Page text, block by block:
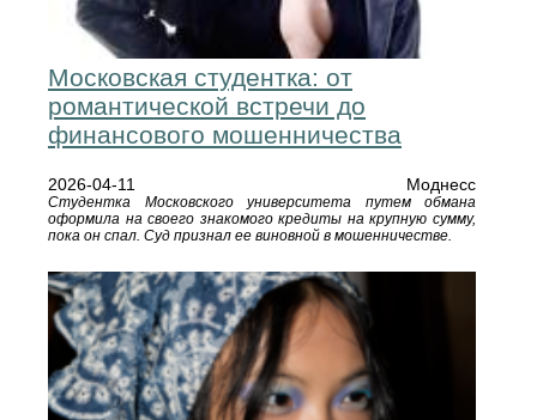
Московская студентка: от
романтической встречи до
финансового мошенничества
2026-04-11 Моднесс
Студентка Московского университета путем обмана
оформила на своего знакомого кредиты на крупную сумму,
пока он спал. Суд признал ее виновной в мошенничестве.